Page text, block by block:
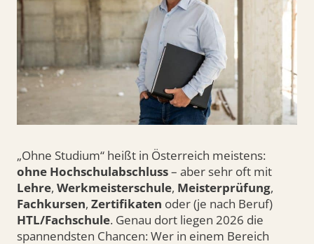
„Ohne Studium“ heißt in Österreich meistens:
ohne Hochschulabschluss– aber sehr oft mit
Lehre, Werkmeisterschule, Meisterprüfung,
Fachkursen, Zertifikaten oder (je nach Beruf)
HTL/Fachschule. Genau dort liegen 2026 die
spannendsten Chancen: Wer in einem Bereich